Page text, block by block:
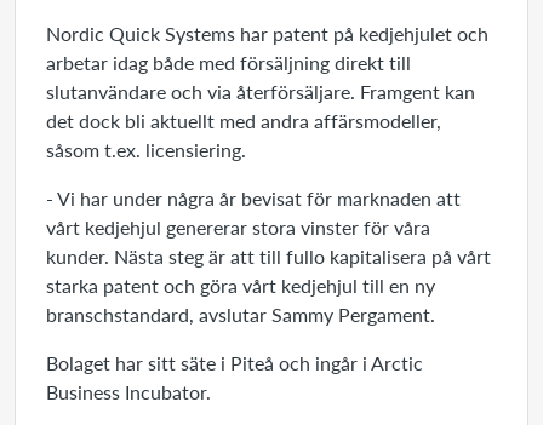
Nordic Quick Systems har patent på kedjehjulet och
arbetar idag både med försäljning direkt till
slutanvändare och via återförsäljare. Framgent kan
det dock bli aktuellt med andra affärsmodeller,
såsom t.ex. licensiering.
- Vi har under några år bevisat för marknaden att
vårt kedjehjul genererar stora vinster för våra
kunder. Nästa steg är att till fullo kapitalisera på vårt
starka patent och göra vårt kedjehjul till en ny
branschstandard, avslutar Sammy Pergament.
Bolaget har sitt säte i Piteå och ingår i Arctic
Business Incubator.